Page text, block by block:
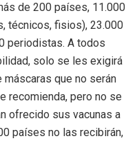
de 200 países, 11.000
técnicos, fisios), 23.000
periodistas. A todos
solo se les exigirá
máscaras que no serán
recomienda, pero no se
ofrecido sus vacunas a
países no las recibirán,